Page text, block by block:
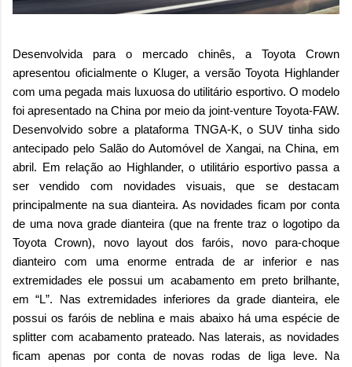
Desenvolvida para o mercado chinês, a Toyota Crown
apresentou oficialmente o Kluger, a versão Toyota Highlander
com uma pegada mais luxuosa do utilitário esportivo. O modelo
foi apresentado na China por meio da joint-venture Toyota-FAW.
Desenvolvido sobre a plataforma TNGA-K, o SUV tinha sido
antecipado pelo Salão do Automóvel de Xangai, na China, em
abril. Em relação ao Highlander, o utilitário esportivo passa a
ser vendido com novidades visuais, que se destacam
principalmente na sua dianteira. As novidades ficam por conta
de uma nova grade dianteira (que na frente traz o logotipo da
Toyota Crown), novo layout dos faróis, novo para-choque
dianteiro com uma enorme entrada de ar inferior e nas
extremidades ele possui um acabamento em preto brilhante,
em “L”. Nas extremidades inferiores da grade dianteira, ele
possui os faróis de neblina e mais abaixo há uma espécie de
splitter com acabamento prateado. Nas laterais, as novidades
ficam apenas por conta de novas rodas de liga leve. Na